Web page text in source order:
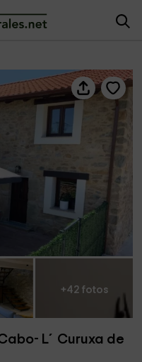
de Caleabo
+42 fotos
L´Curuxa de